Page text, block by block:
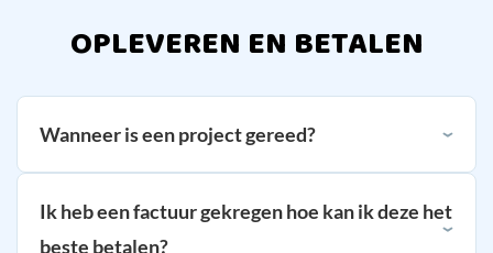
OPLEVEREN EN BETALEN
Wanneer is een project gereed?
Ik heb een factuur gekregen hoe kan ik deze het
beste betalen?